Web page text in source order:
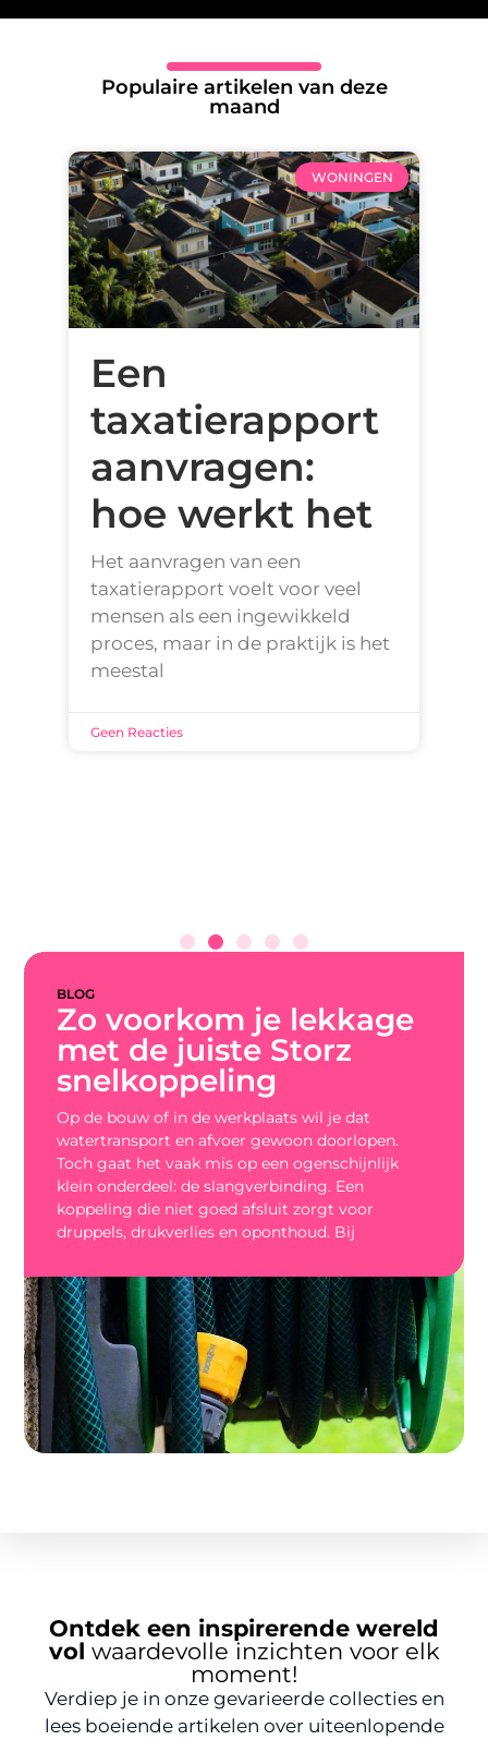
BLOG
Zo voorkom je lekkage
met de juiste Storz
snelkoppeling
Op de bouw of in de werkplaats wil je dat
watertransport en afvoer gewoon doorlopen.
Toch gaat het vaak mis op een ogenschijnlijk
klein onderdeel: de slangverbinding. Een
koppeling die niet goed afsluit zorgt voor
druppels, drukverlies en oponthoud. Bij
Populaire artikelen van deze
maand
WONINGEN
Een
taxatierapport
aanvragen:
hoe werkt het
Het aanvragen van een
taxatierapport voelt voor veel
mensen als een ingewikkeld
proces, maar in de praktijk is het
meestal
Geen Reacties
Ontdek een inspirerende wereld
vol waardevolle inzichten voor elk
moment!
Verdiep je in onze gevarieerde collecties en
lees boeiende artikelen over uiteenlopende